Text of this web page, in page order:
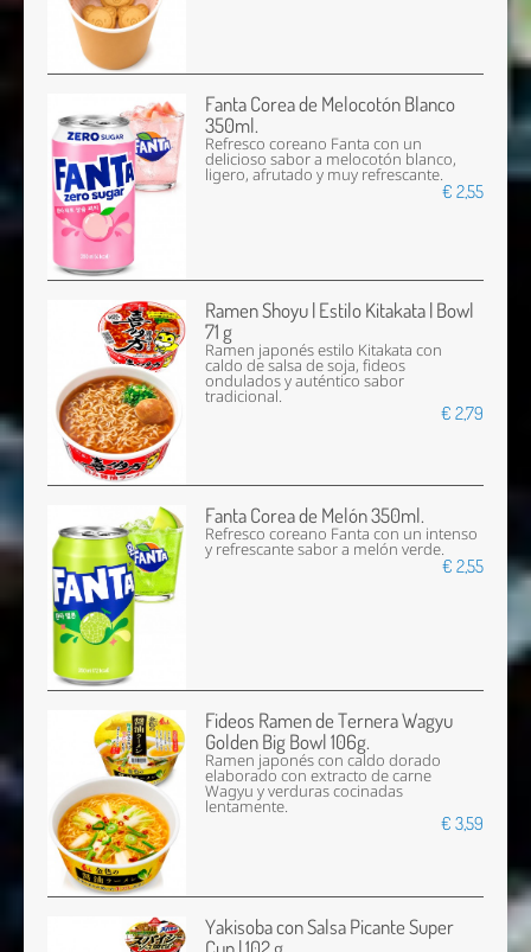
Fanta Corea de Melocotón Blanco
350ml.
Refresco coreano Fanta con un
delicioso sabor a melocotón blanco,
ligero, afrutado y muy refrescante.
€ 2,55
Ramen Shoyu | Estilo Kitakata | Bowl
71 g
Ramen japonés estilo Kitakata con
caldo de salsa de soja, fideos
ondulados y auténtico sabor
tradicional.
€ 2,79
Fanta Corea de Melón 350ml.
Refresco coreano Fanta con un intenso
y refrescante sabor a melón verde.
€ 2,55
Fideos Ramen de Ternera Wagyu
Golden Big Bowl 106g.
Ramen japonés con caldo dorado
elaborado con extracto de carne
Wagyu y verduras cocinadas
lentamente.
€ 3,59
Yakisoba con Salsa Picante Super